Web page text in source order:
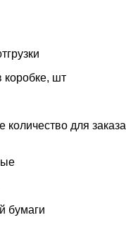
коробке, шт
количество для заказа
бумаги